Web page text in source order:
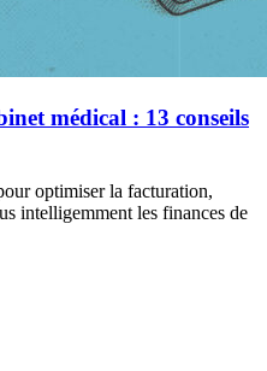
médical : 13 conseils
optimiser la facturation,
intelligemment les finances de